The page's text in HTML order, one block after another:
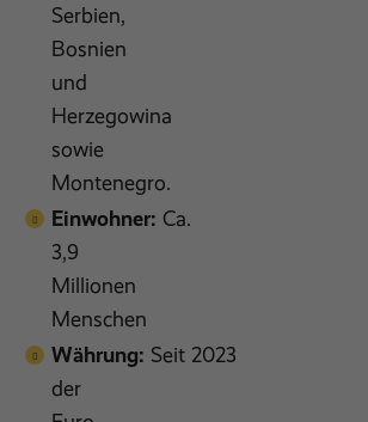
Serbien,
Bosnien
und
Herzegowina
sowie
Montenegro.
Einwohner: Ca.
3,9
Millionen
Menschen
Währung: Seit 2023
der